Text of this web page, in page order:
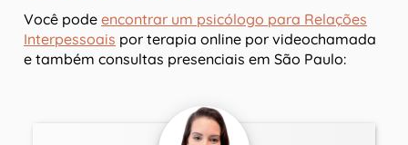
Você pode encontrar um psicólogo para Relações
Interpessoais por terapia online por videochamada
e também consultas presenciais em São Paulo: